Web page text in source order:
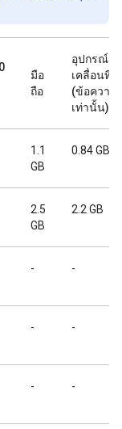
มือ
ถือ
อุปกรณ์
เคลื่อนที่
(ข้อความ
เท่านั้น)
1.1
GB
0.84 GB
2.5
GB
2.2 GB
- -
- -
- -